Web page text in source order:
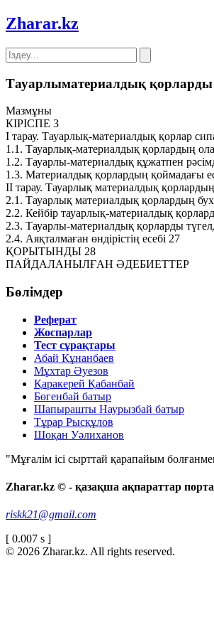
Zharar.kz
Тауарлыматериалдық қорларды
Мазмұны
КІРІСПЕ 3
І тарау. Тауарлық-материалдық қорлар
1.1. Тауарлық-материалдық қорлардың
1.2. Тауарлы-материалдық құжатпен
1.3. Материалдық қорлардың қоймадағы
ІІ тарау. Тауарлық материалдық
2.1. Тауарлық материалдық қорлардың
2.2. Кейбір тауарлық-материалдық
2.3. Тауарлы-материалдық қорларды
2.4. Аяқталмаған өндірістің есебі 27
ҚОРЫТЫНДЫ 28
ПАЙДАЛАНЫЛҒАН ӘДЕБИЕТТЕР
Бөлімдер
Реферат
Жоспарлар
Тест сұрақтары
Абай Құнанбаев
Мұхтар Әуезов
Қаракерей Қабанбай
Бөгенбай батыр
Шапырашты Наурызбай батыр
Тұрар Рысқұлов
Шоқан Уәлиханов
"Мұғалім ісі сырттай қарапайым
Zharar.kz © - қазақша ақпараттар
riskk21@gmail.com
[ 0.007 s ]
© 2026 Zharar.kz. All rights reserved.